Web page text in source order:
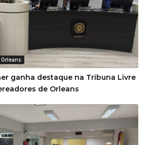
ganha destaque na Tribuna Livre
de Orleans